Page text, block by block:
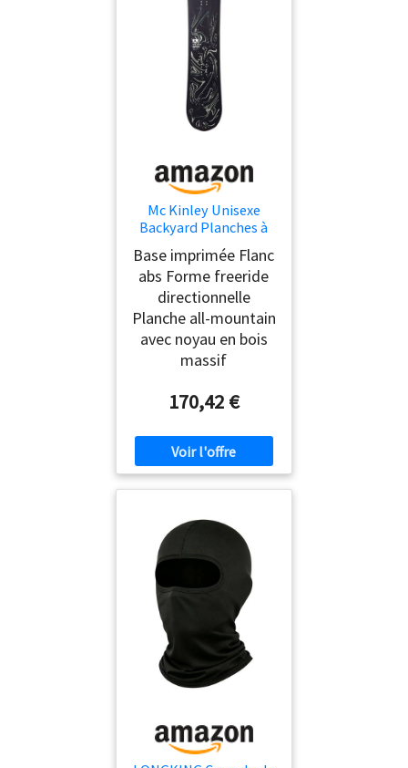
Mc Kinley Unisexe
Backyard Planches à
Neige Black/Olive 147
Base imprimée Flanc
abs Forme freeride
directionnelle
Planche all-mountain
avec noyau en bois
massif
170,42 €